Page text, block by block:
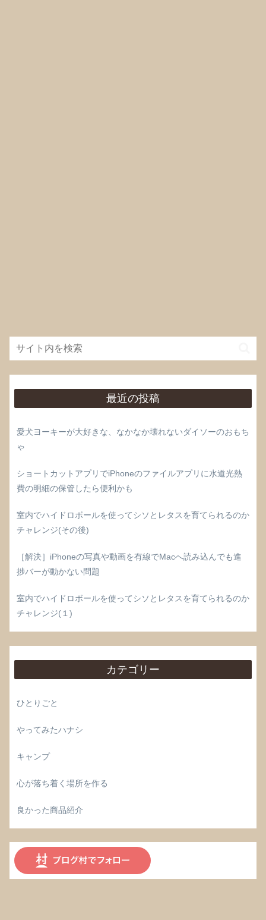
最近の投稿
愛犬ヨーキーが大好きな、なかなか壊れないダイソーのおもち
ゃ
ショートカットアプリでiPhoneのファイルアプリに水道光熱
費の明細の保管したら便利かも
室内でハイドロボールを使ってシソとレタスを育てられるのか
チャレンジ(その後)
［解決］iPhoneの写真や動画を有線でMacへ読み込んでも進
捗バーが動かない問題
室内でハイドロボールを使ってシソとレタスを育てられるのか
チャレンジ(１)
カテゴリー
ひとりごと
やってみたハナシ
キャンプ
心が落ち着く場所を作る
良かった商品紹介